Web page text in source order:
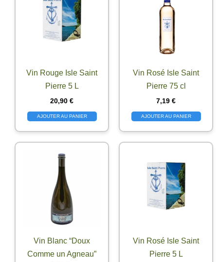
Vin Rouge Isle Saint
Pierre 5 L
20,90 €
AJOUTER AU PANIER
Vin Rosé Isle Saint
Pierre 75 cl
7,19 €
AJOUTER AU PANIER
Vin Blanc “Doux
Comme un Agneau”
Vin Rosé Isle Saint
Pierre 5 L